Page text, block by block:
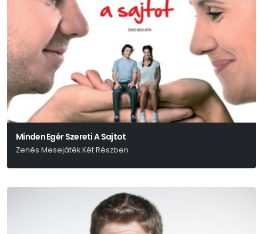
Minden Egér Szereti A Sajtot
Zenés Mesejáték Két Részben